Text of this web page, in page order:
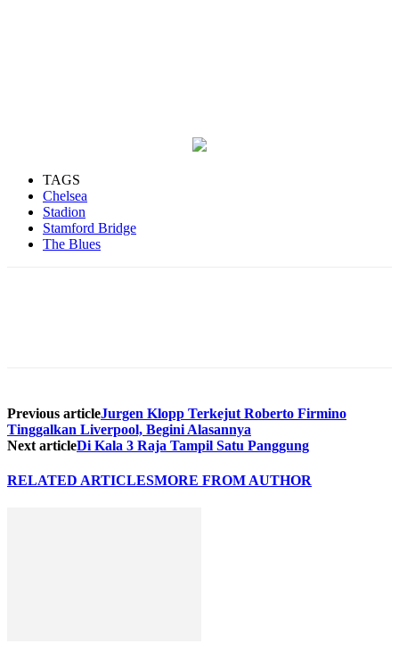
TAGS
Chelsea
Stadion
Stamford Bridge
The Blues
Previous articleJurgen Klopp Terkejut Roberto Firmino
Tinggalkan Liverpool, Begini Alasannya
Next articleDi Kala 3 Raja Tampil Satu Panggung
RELATED ARTICLESMORE FROM AUTHOR